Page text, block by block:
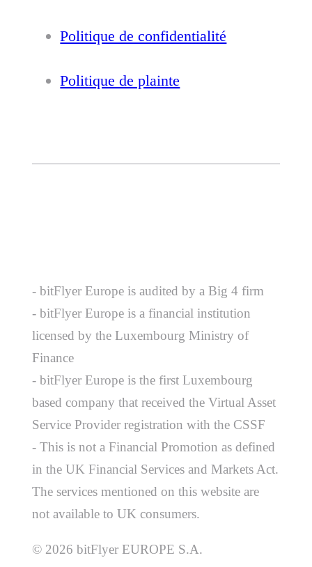
Politique de confidentialité
Politique de plainte
- bitFlyer Europe is audited by a Big 4 firm
- bitFlyer Europe is a financial institution
licensed by the Luxembourg Ministry of
Finance
- bitFlyer Europe is the first Luxembourg
based company that received the Virtual Asset
Service Provider registration with the CSSF
- This is not a Financial Promotion as defined
in the UK Financial Services and Markets Act.
The services mentioned on this website are
not available to UK consumers.
© 2026 bitFlyer EUROPE S.A.